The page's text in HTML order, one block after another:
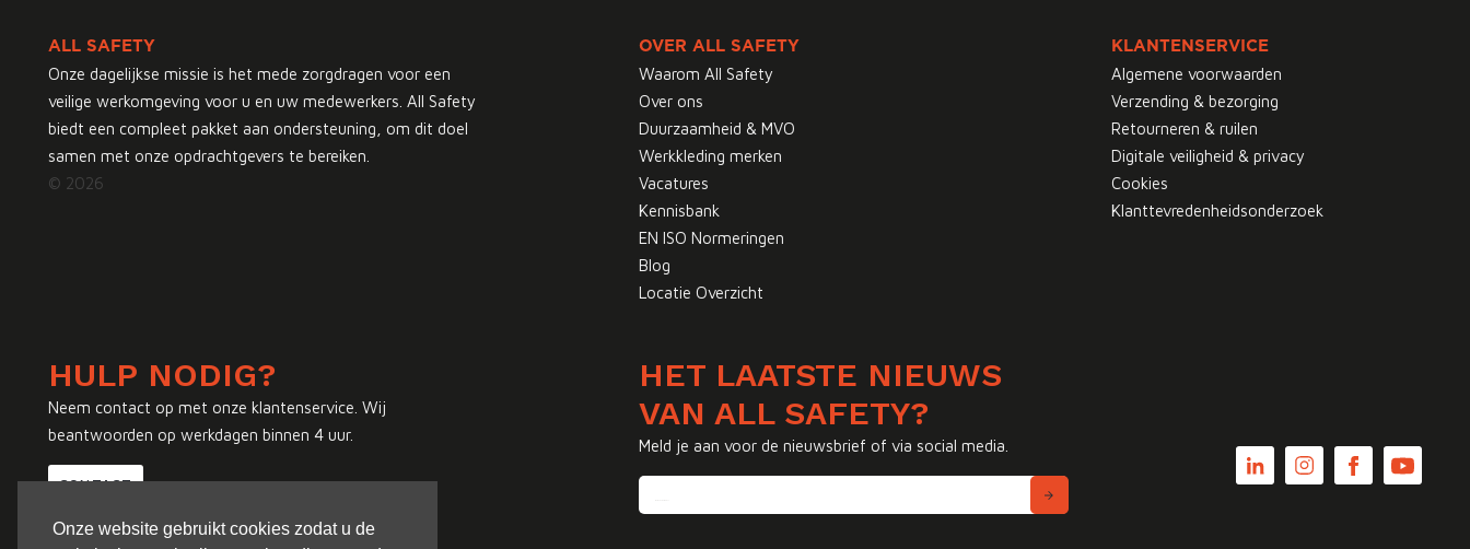
Onze website gebruikt cookies zodat u de
ALL SAFETY
Onze dagelijkse missie is het mede zorgdragen voor een
veilige werkomgeving voor u en uw medewerkers. All Safety
biedt een compleet pakket aan ondersteuning, om dit doel
samen met onze opdrachtgevers te bereiken.
© 2026
OVER ALL SAFETY
Waarom All Safety
Over ons
Duurzaamheid & MVO
Werkkleding merken
Vacatures
Kennisbank
EN ISO Normeringen
Blog
Locatie Overzicht
KLANTENSERVICE
Algemene voorwaarden
Verzending & bezorging
Retourneren & ruilen
Digitale veiligheid & privacy
Cookies
Klanttevredenheidsonderzoek
HULP NODIG?
Neem contact op met onze klantenservice. Wij
beantwoorden op werkdagen binnen 4 uur.
CONTACT
HET LAATSTE NIEUWS
VAN ALL SAFETY?
Meld je aan voor de nieuwsbrief of via social media.